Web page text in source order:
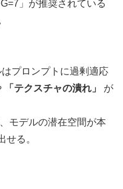
」が推奨されている
プロンプトに過剰適応
「テクスチャの潰れ」
が
モデルの潜在空間が本
せる。